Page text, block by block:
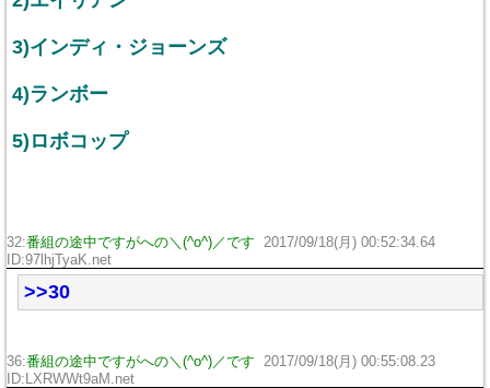
3)インディ・ジョーンズ
4)ランボー
5)ロボコップ
32:番組の途中ですがへの＼(^o^)／です
2017/09/18(月) 00:52:34.64
ID:97lhjTyaK.net
>>30
36:番組の途中ですがへの＼(^o^)／です
2017/09/18(月) 00:55:08.23
ID:LXRWWt9aM.net